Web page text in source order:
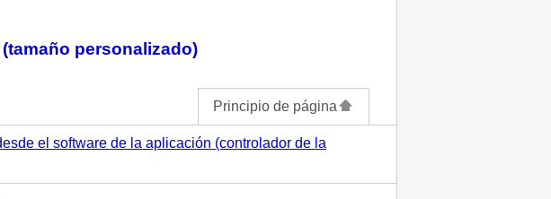
personalizado)
Principio de página
el software de la aplicación (controlador de la